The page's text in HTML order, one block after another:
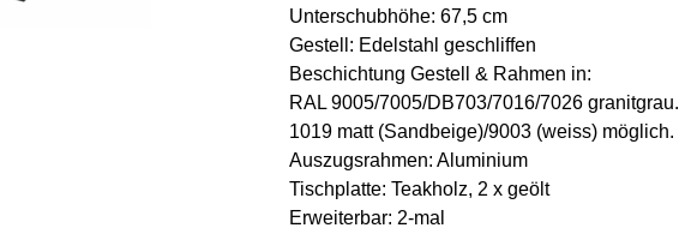
Unterschubhöhe: 67,5 cm
Gestell: Edelstahl geschliffen
Beschichtung Gestell & Rahmen in:
RAL 9005/7005/DB703/7016/7026 granitgrau.
1019 matt (Sandbeige)/9003 (weiss) möglich.
Auszugsrahmen: Aluminium
Tischplatte: Teakholz, 2 x geölt
Erweiterbar: 2-mal